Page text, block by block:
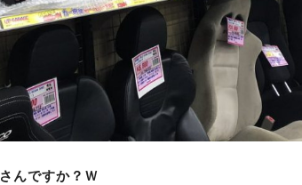
さんですか？Ｗ